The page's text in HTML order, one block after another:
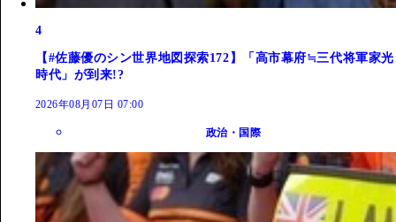
4
【#佐藤優のシン世界地図探索172】「高市幕府≒三代将軍家光
時代」が到来!?
2026年08月07日 07:00
政治・国際